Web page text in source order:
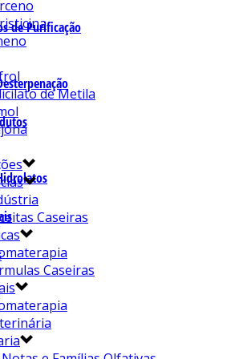
de Purificação
de Metila
Caseiras
Caseiras